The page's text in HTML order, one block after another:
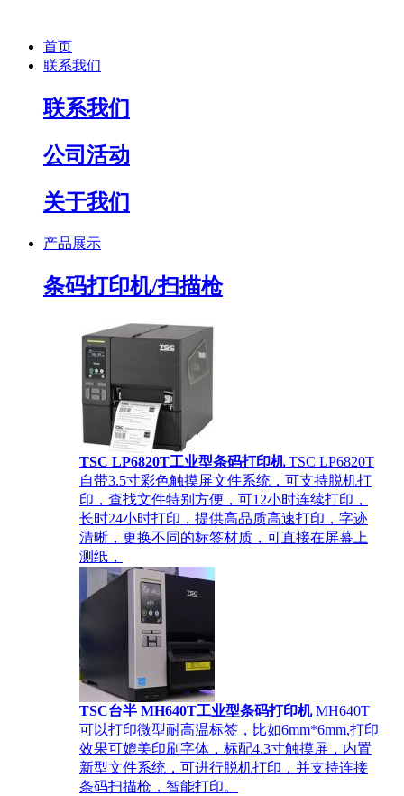
首页
联系我们
联系我们
公司活动
关于我们
产品展示
条码打印机/扫描枪
TSC LP6820T工业型条码打印机 TSC LP6820T
自带3.5寸彩色触摸屏文件系统，可支持脱机打
印，查找文件特别方便，可12小时连续打印，
长时24小时打印，提供高品质高速打印，字迹
清晰，更换不同的标签材质，可直接在屏幕上
测纸，
TSC台半 MH640T工业型条码打印机 MH640T
可以打印微型耐高温标签，比如6mm*6mm,打印
效果可媲美印刷字体，标配4.3寸触摸屏，内置
新型文件系统，可进行脱机打印，并支持连接
条码扫描枪，智能打印。